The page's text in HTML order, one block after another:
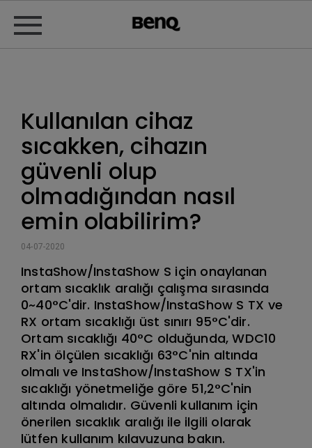
Kullanılan cihaz
sıcakken, cihazın
güvenli olup
olmadığından nasıl
emin olabilirim?
04-07-2020
InstaShow/InstaShow S için onaylanan
ortam sıcaklık aralığı çalışma sırasında
0~40°C'dir. InstaShow/InstaShow S TX ve
RX ortam sıcaklığı üst sınırı 95°C'dir.
Ortam sıcaklığı 40°C olduğunda, WDC10
RX'in ölçülen sıcaklığı 63°C'nin altında
olmalı ve InstaShow/InstaShow S TX'in
sıcaklığı yönetmeliğe göre 51,2°C'nin
altında olmalıdır. Güvenli kullanım için
önerilen sıcaklık aralığı ile ilgili olarak
lütfen kullanım kılavuzuna bakın.